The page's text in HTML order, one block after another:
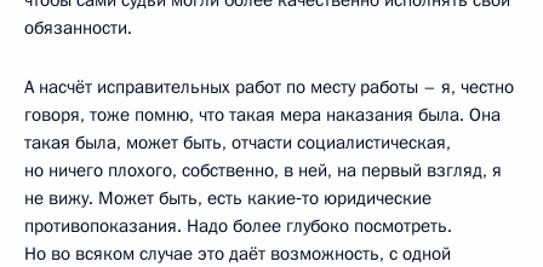
обязанности.
А насчёт исправительных работ по месту работы – я, честно
говоря, тоже помню, что такая мера наказания была. Она
такая была, может быть, отчасти социалистическая,
но ничего плохого, собственно, в ней, на первый взгляд, я
не вижу. Может быть, есть какие‑то юридические
противопоказания. Надо более глубоко посмотреть.
Но во всяком случае это даёт возможность, с одной